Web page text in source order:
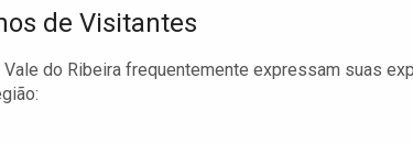
de Visitantes
do Ribeira frequentemente expressam suas